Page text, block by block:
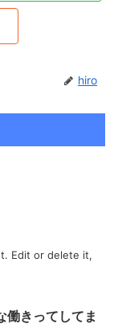
hiro
Edit or delete it,
働きってしてま